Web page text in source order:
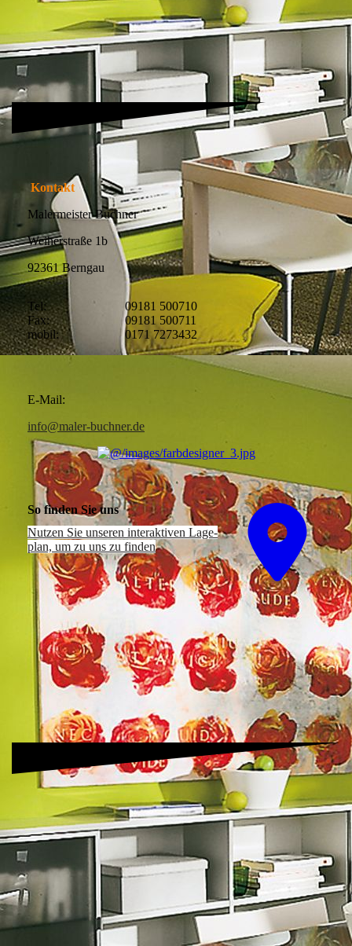
MFH Oberputz
Kontakt
Malermeister Buchner
Weiherstraße 1b
92361 Berngau
Tel:
Fax:
mobil:
09181 500710
09181 500711
0171 7273432
E-Mail:
info@maler-buchner.de
So finden Sie uns
Nutzen Sie unseren interaktiven La­ge­
plan, um zu uns zu finden